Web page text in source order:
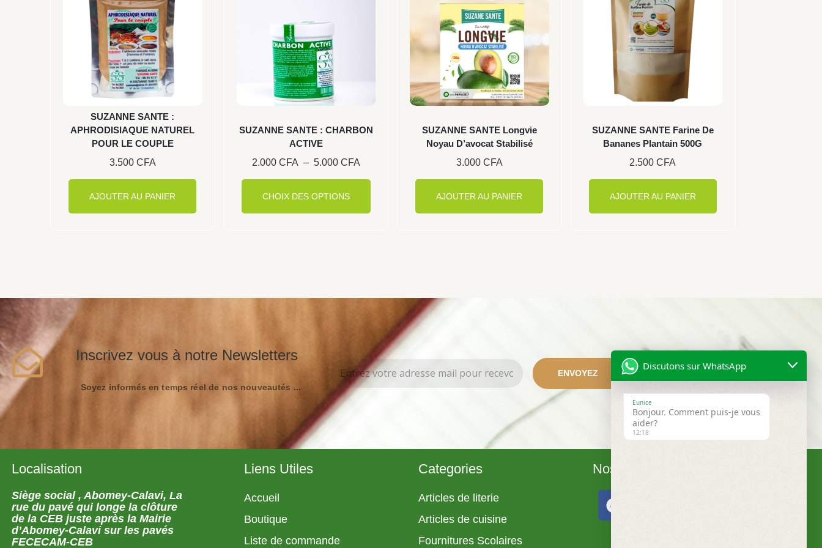
SUZANNE SANTE :
APHRODISIAQUE NATUREL
POUR LE COUPLE
3.500 CFA
AJOUTER AU PANIER
SUZANNE SANTE : CHARBON
ACTIVE
2.000 CFA – 5.000 CFA
CHOIX DES OPTIONS
plusieurs
variations.
Les
options
peuvent
être
choisies
sur
la
page
du
SUZANNE SANTE Longvie
Noyau D’avocat Stabilisé
3.000 CFA
AJOUTER AU PANIER
SUZANNE SANTE Farine De
Bananes Plantain 500G
2.500CFA
AJOUTER AU PANIER
Inscrivez vous à notre Newsletters
Soyez informés en temps réel de nos nouveautés ...
ENVOYEZ
Localisation
Siège social , Abomey-Calavi, La
rue du pavé qui longe la clôture
de la CEB juste après la Mairie
d’Abomey-Calavi sur les pavés
FECECAM-CEB
Liens Utiles
Accueil
Boutique
Liste de commande
Categories
Articles de literie
Articles de cuisine
Fournitures Scolaires
Nos Réseaux
Discutons sur WhatsApp
Eunice
Bonjour. Comment puis-je vous
aider?
12:18